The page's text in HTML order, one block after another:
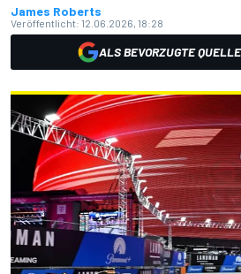
James Roberts
Veröffentlicht: 12.06.2026, 18:28
ALS BEVORZUGTE